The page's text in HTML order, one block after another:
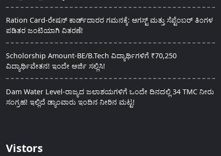
Ration Card-ರೇಷನ್ ಕಾರ್ಡ್‍ದಾರರ ಗಮನಕ್ಕೆ: ಆಗಸ್ಟ್ ಮತ್ತು ಸೆಪ್ಟೆಂಬರ್ ತಿಂಗಳ
ಪಡಿತರ ಜಂಟಿಯಾಗಿ ವಿತರಣೆ!
Scholorship Amount-BE/B.Tech ವಿದ್ಯಾರ್ಥಿಗಳಿಗೆ ₹70,250
ವಿದ್ಯಾರ್ಥಿವೇತನ! ಇಂದೇ ಅರ್ಜಿ ಸಲ್ಲಿಸಿ!
Dam Water Level-ರಾಜ್ಯದ ಜಲಾಶಯಗಳಿಗೆ ಒಂದೇ ದಿನದಲ್ಲಿ 34 TMC ನೀರು
ಸಂಗ್ರಹ! ಇಲ್ಲಿದೆ ಡ್ಯಾಂವಾರು ಇಂದಿನ ನೀರಿನ ಮಟ್ಟ!
Vistors